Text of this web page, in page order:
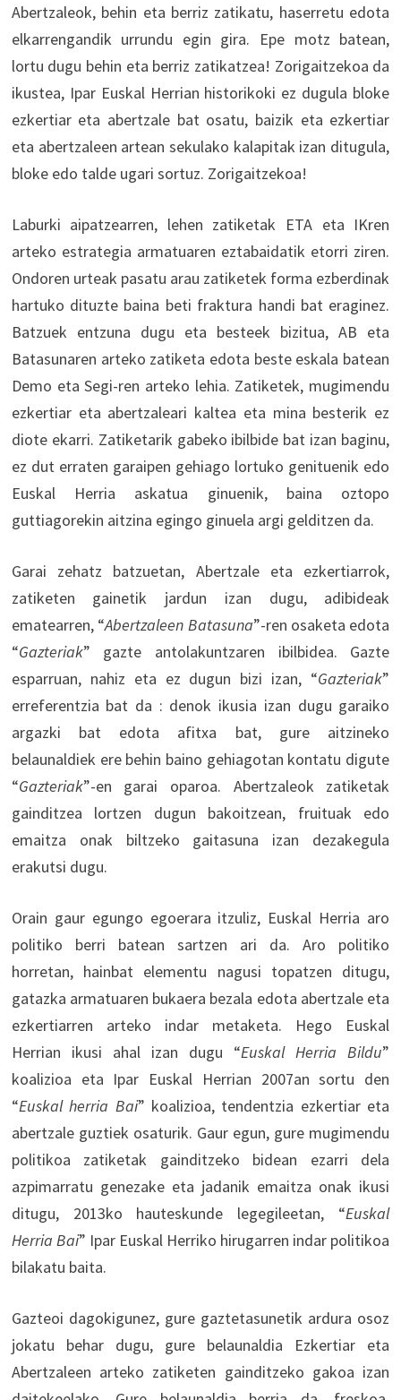
Abertzaleok, behin eta berriz zatikatu, haserretu edota
elkarrengandik urrundu egin gira. Epe motz batean,
lortu dugu behin eta berriz zatikatzea! Zorigaitzekoa da
ikustea, Ipar Euskal Herrian historikoki ez dugula bloke
ezkertiar eta abertzale bat osatu, baizik eta ezkertiar
eta abertzaleen artean sekulako kalapitak izan ditugula,
bloke edo talde ugari sortuz. Zorigaitzekoa!
Laburki aipatzearren, lehen zatiketak ETA eta IKren
arteko estrategia armatuaren eztabaidatik etorri ziren.
Ondoren urteak pasatu arau zatiketek forma ezberdinak
hartuko dituzte baina beti fraktura handi bat eraginez.
Batzuek entzuna dugu eta besteek bizitua, AB eta
Batasunaren arteko zatiketa edota beste eskala batean
Demo eta Segi-ren arteko lehia. Zatiketek, mugimendu
ezkertiar eta abertzaleari kaltea eta mina besterik ez
diote ekarri. Zatiketarik gabeko ibilbide bat izan baginu,
ez dut erraten garaipen gehiago lortuko genituenik edo
Euskal Herria askatua ginuenik, baina oztopo
guttiagorekin aitzina egingo ginuela argi gelditzen da.
Garai zehatz batzuetan, Abertzale eta ezkertiarrok,
zatiketen gainetik jardun izan dugu, adibideak
ematearren, “Abertzaleen Batasuna”-ren osaketa edota
“Gazteriak” gazte antolakuntzaren ibilbidea. Gazte
esparruan, nahiz eta ez dugun bizi izan, “Gazteriak”
erreferentzia bat da : denok ikusia izan dugu garaiko
argazki bat edota afitxa bat, gure aitzineko
belaunaldiek ere behin baino gehiagotan kontatu digute
“Gazteriak”-en garai oparoa. Abertzaleok zatiketak
gainditzea lortzen dugun bakoitzean, fruituak edo
emaitza onak biltzeko gaitasuna izan dezakegula
erakutsi dugu.
Orain gaur egungo egoerara itzuliz, Euskal Herria aro
politiko berri batean sartzen ari da. Aro politiko
horretan, hainbat elementu nagusi topatzen ditugu,
gatazka armatuaren bukaera bezala edota abertzale eta
ezkertiarren arteko indar metaketa. Hego Euskal
Herrian ikusi ahal izan dugu “Euskal Herria Bildu”
koalizioa eta Ipar Euskal Herrian 2007an sortu den
“Euskal herria Bai” koalizioa, tendentzia ezkertiar eta
abertzale guztiek osaturik. Gaur egun, gure mugimendu
politikoa zatiketak gainditzeko bidean ezarri dela
azpimarratu genezake eta jadanik emaitza onak ikusi
ditugu, 2013ko hauteskunde legegileetan, “Euskal
Herria Bai” Ipar Euskal Herriko hirugarren indar politikoa
bilakatu baita.
Gazteoi dagokigunez, gure gaztetasunetik ardura osoz
jokatu behar dugu, gure belaunaldia Ezkertiar eta
Abertzaleen arteko zatiketen gainditzeko gakoa izan